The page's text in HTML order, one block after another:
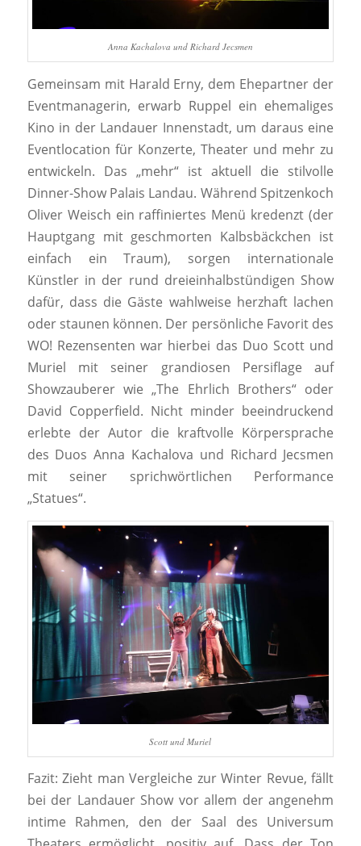
Anna Kachalova und Richard Jecsmen
Gemeinsam mit Harald Erny, dem Ehepartner der
Eventmanagerin, erwarb Ruppel ein ehemaliges
Kino in der Landauer Innenstadt, um daraus eine
Eventlocation für Konzerte, Theater und mehr zu
entwickeln. Das „mehr“ ist aktuell die stilvolle
Dinner-Show Palais Landau. Während Spitzenkoch
Oliver Weisch ein raffiniertes Menü kredenzt (der
Hauptgang mit geschmorten Kalbsbäckchen ist
einfach ein Traum), sorgen internationale
Künstler in der rund dreieinhalbstündigen Show
dafür, dass die Gäste wahlweise herzhaft lachen
oder staunen können. Der persönliche Favorit des
WO! Rezensenten war hierbei das Duo Scott und
Muriel mit seiner grandiosen Persiflage auf
Showzauberer wie „The Ehrlich Brothers“ oder
David Copperfield. Nicht minder beeindruckend
erlebte der Autor die kraftvolle Körpersprache
des Duos Anna Kachalova und Richard Jecsmen
mit seiner sprichwörtlichen Performance
„Statues“.
Scott und Muriel
Fazit:Zieht man Vergleiche zur Winter Revue, fällt
bei der Landauer Show vor allem der angenehm
intime Rahmen, den der Saal des Universum